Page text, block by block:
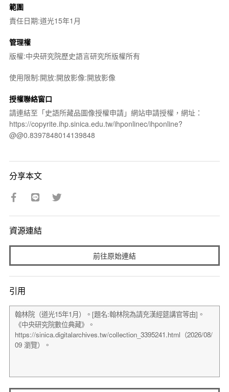
範圍
責任日期:道光15年1月
管理權
版權:中央研究院歷史語言研究所版權所有
使用限制:開放:開放影像:開放影像
授權聯絡窗口
請連結至「史語所藏品圖像授權申請」網站申請授權，網址：
https://copyrite.ihp.sinica.edu.tw/ihponlinec/ihponline?
@@0.8397848014139848
分享本文
資源連結
前往原始連結
引用